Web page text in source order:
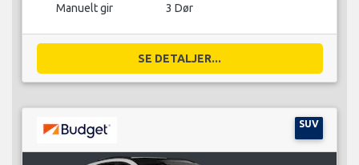
Manuelt gir 3 Dør
SE DETALJER...
SUV